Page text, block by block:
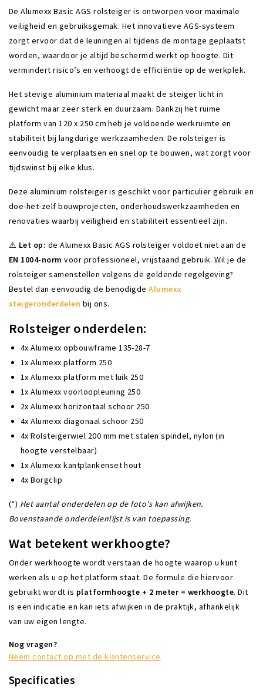
De Alumexx Basic AGS rolsteiger is ontworpen voor maximale
veiligheid en gebruiksgemak. Het innovatieve AGS-systeem
zorgt ervoor dat de leuningen al tijdens de montage geplaatst
worden, waardoor je altijd beschermd werkt op hoogte. Dit
vermindert risico’s en verhoogt de efficiëntie op de werkplek.
Het stevige aluminium materiaal maakt de steiger licht in
gewicht maar zeer sterk en duurzaam. Dankzij het ruime
platform van 120 x 250 cm heb je voldoende werkruimte en
stabiliteit bij langdurige werkzaamheden. De rolsteiger is
eenvoudig te verplaatsen en snel op te bouwen, wat zorgt voor
tijdswinst bij elke klus.
Deze aluminium rolsteiger is geschikt voor particulier gebruik en
doe-het-zelf bouwprojecten, onderhoudswerkzaamheden en
renovaties waarbij veiligheid en stabiliteit essentieel zijn.
⚠️ Let op: de Alumexx Basic AGS rolsteiger voldoet niet aan de
EN 1004-norm voor professioneel, vrijstaand gebruik. Wil je de
rolsteiger samenstellen volgens de geldende regelgeving?
Bestel dan eenvoudig de benodigdeAlumexx
steigeronderdelen bij ons.
Rolsteiger onderdelen:
4x Alumexx opbouwframe 135-28-7
1x Alumexx platform 250
1x Alumexx platform met luik 250
1x Alumexx voorloopleuning 250
2x Alumexx horizontaal schoor 250
4x Alumexx diagonaal schoor 250
4x Rolsteigerwiel 200 mm met stalen spindel, nylon (in
hoogte verstelbaar)
1x Alumexx kantplankenset hout
4x Borgclip
(*) Het aantal onderdelen op de foto's kan afwijken.
Bovenstaande onderdelenlijst is van toepassing.
Wat betekent werkhoogte?
Onder werkhoogte wordt verstaan de hoogte waarop u kunt
werken als u op het platform staat. De formule die hiervoor
gebruikt wordt is platformhoogte + 2 meter = werkhoogte. Dit
is een indicatie en kan iets afwijken in de praktijk, afhankelijk
van uw eigen lengte.
Nog vragen?
Neem contact op met de klantenservice
Specificaties